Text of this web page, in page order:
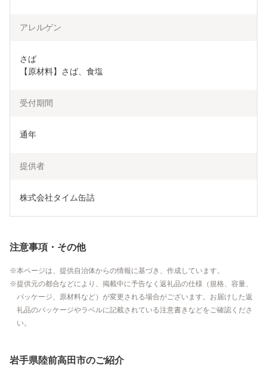
アレルゲン
さば
【原材料】さば、食塩
受付期間
通年
提供者
株式会社タイム缶詰
注意事項・その他
本ページは、提供自治体からの情報に基づき、作成しています。
提供元の都合などにより、掲載中に予告なく返礼品の仕様（規格、容量、
パッケージ、原材料など）が変更される場合がございます。お届けした返
礼品のパッケージやラベルに記載されている注意書きなどをご確認くださ
い。
岩手県陸前高田市のご紹介